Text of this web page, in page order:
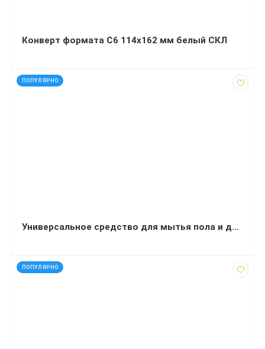
Конверт формата С6 114х162 мм белый СКЛ
ПОПУЛЯРНО
код: 32455
Универсальное средство для мытья пола и других поверхностей Balu Uno Лимон 5 л
ПОПУЛЯРНО
код: 21963